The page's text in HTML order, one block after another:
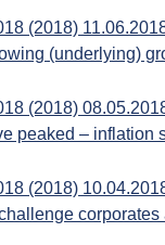
(2018)
(underlying)
(2018)
peaked – inflation
(2018)
corporates